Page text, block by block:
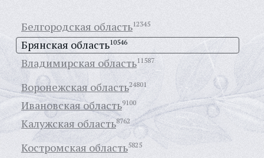
Белгородская область12345
Брянская область10546
Владимирская область11587
Воронежская область24801
Ивановская область9100
Калужская область8762
Костромская область5825